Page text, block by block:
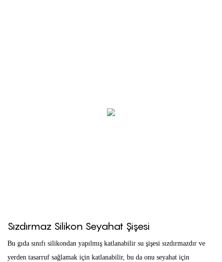
Sızdırmaz Silikon Seyahat Şişesi
Bu gıda sınıfı silikondan yapılmış katlanabilir su şişesi sızdırmazdır ve
yerden tasarruf sağlamak için katlanabilir, bu da onu seyahat için